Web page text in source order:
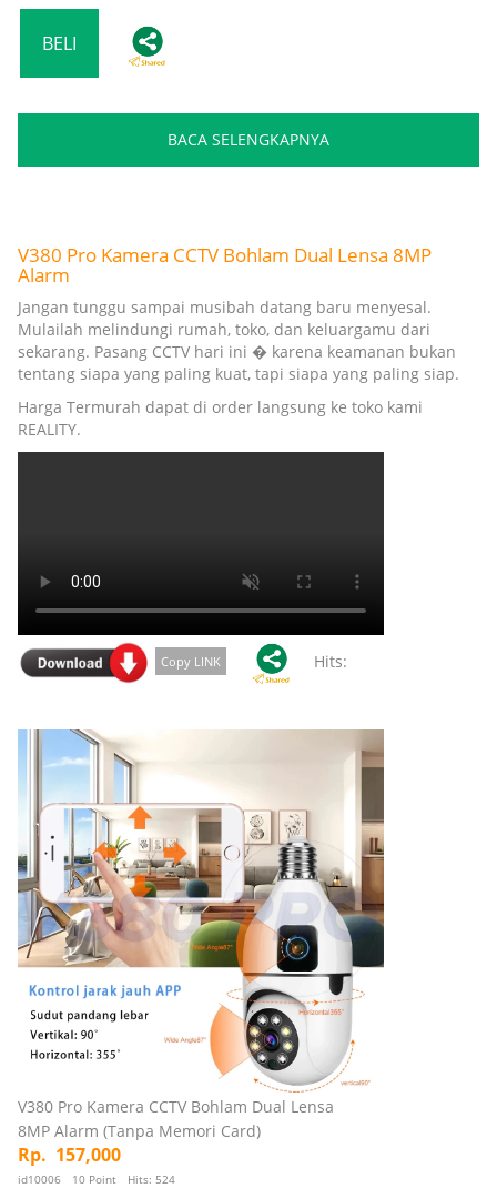
BACA SELENGKAPNYA
V380 Pro Kamera CCTV Bohlam Dual Lensa 8MP
Alarm
Jangan tunggu sampai musibah datang baru menyesal.
Mulailah melindungi rumah, toko, dan keluargamu dari
sekarang. Pasang CCTV hari ini � karena keamanan bukan
tentang siapa yang paling kuat, tapi siapa yang paling siap.
Harga Termurah dapat di order langsung ke toko kami
REALITY.
Copy LINK Hits:
V380 Pro Kamera CCTV Bohlam Dual Lensa
8MP Alarm (Tanpa Memori Card)
Rp. 157,000
id10006 10 Point Hits: 524